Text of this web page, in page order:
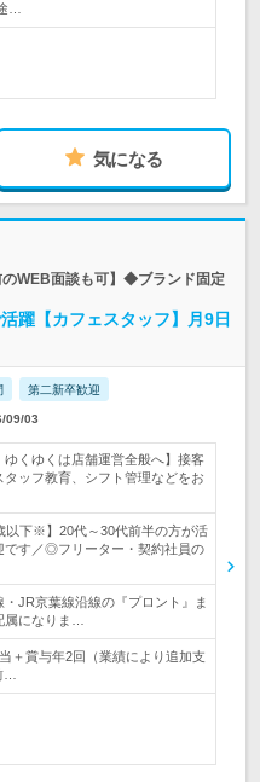
…
気になる
WEB面談も可】◆ブランド固定
躍【カフェスタッフ】月9日
第二新卒歓迎
09/03
ゆくゆくは店舗運営全般へ】接客
ッフ教育、シフト管理などをお
以下※】20代～30代前半の方が活
です／◎フリーター・契約社員の
JR京葉線沿線の『プロント』ま
属になりま…
＋賞与年2回（業績により追加支
…